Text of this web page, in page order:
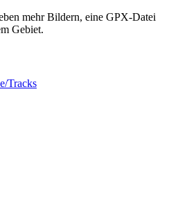
mehr Bildern, eine GPX-Datei
Gebiet.
Tracks